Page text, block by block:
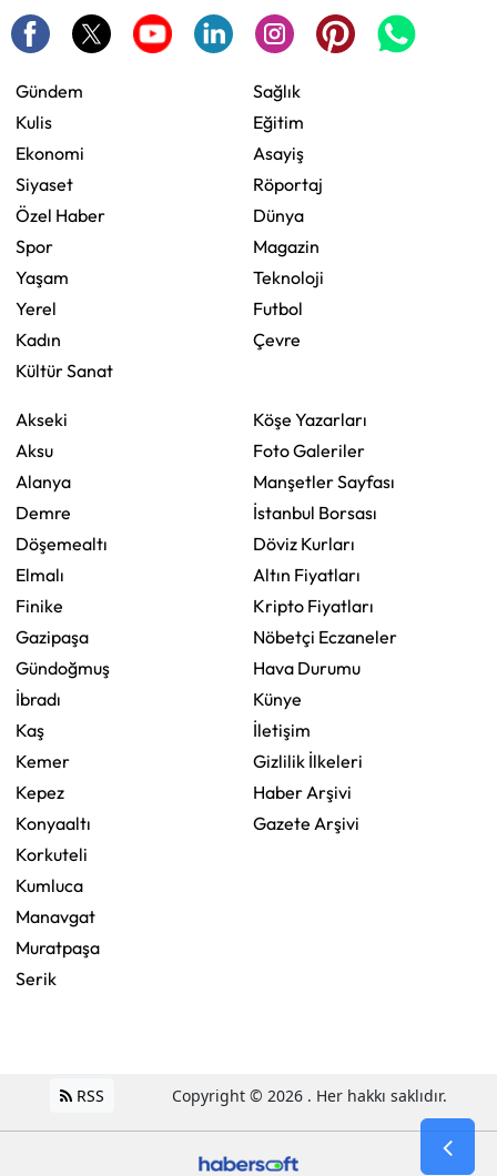
Gündem
Kulis
Ekonomi
Siyaset
Özel Haber
Spor
Yaşam
Yerel
Kadın
Kültür Sanat
Sağlık
Eğitim
Asayiş
Röportaj
Dünya
Magazin
Teknoloji
Futbol
Çevre
Akseki
Aksu
Alanya
Demre
Döşemealtı
Elmalı
Finike
Gazipaşa
Gündoğmuş
İbradı
Kaş
Kemer
Kepez
Konyaaltı
Korkuteli
Kumluca
Manavgat
Muratpaşa
Serik
Köşe Yazarları
Foto Galeriler
Manşetler Sayfası
İstanbul Borsası
Döviz Kurları
Altın Fiyatları
Kripto Fiyatları
Nöbetçi Eczaneler
Hava Durumu
Künye
İletişim
Gizlilik İlkeleri
Haber Arşivi
Gazete Arşivi
RSS Copyright © 2026 . Her hakkı saklıdır.